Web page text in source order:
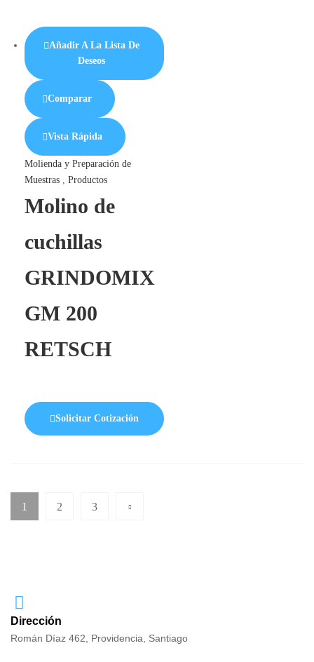
Añadir A La Lista De
Deseos
Comparar
Vista Rápida
Molienda y Preparación de
Muestras, Productos
Molino de
cuchillas
GRINDOMIX
GM 200
RETSCH
Solicitar Cotización
1 2 3
Dirección
Román Díaz 462, Providencia, Santiago